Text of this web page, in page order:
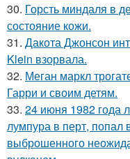
30. Горсть миндаля в
состояние кожи.
31. Дакота Джонсон
Klein взорвала.
32. Меган маркл
Гарри и своим детям.
33. 24 июня 1982 года
лумпура в перт, попал
выброшенного